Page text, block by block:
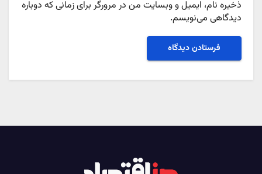
ذخیره نام، ایمیل و وبسایت من در مرورگر برای زمانی که دوباره
دیدگاهی می‌نویسم.